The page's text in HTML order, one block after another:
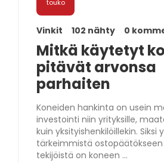
touko
Vinkit 102 nähty 0
Mitkä käytetyt
pitävät arvonsa
parhaiten
Koneiden hankinta on usein
investointi niin yrityksille,
kuin yksityishenkilöillekin. Siksi
tärkeimmistä
tekijöistä on koneen ...